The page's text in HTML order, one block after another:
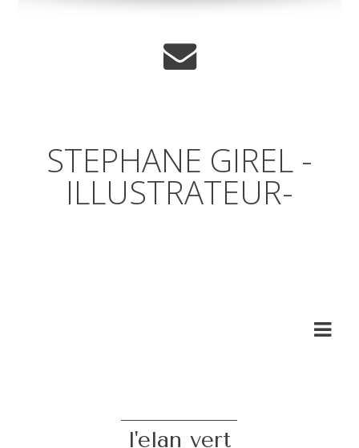
STEPHANE GIREL -
ILLUSTRATEUR-
l'elan vert